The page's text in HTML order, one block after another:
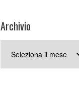
Archivio